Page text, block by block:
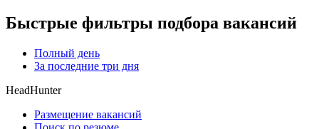
Быстрые фильтры подбора вакансий
Полный день
За последние три дня
HeadHunter
Размещение вакансий